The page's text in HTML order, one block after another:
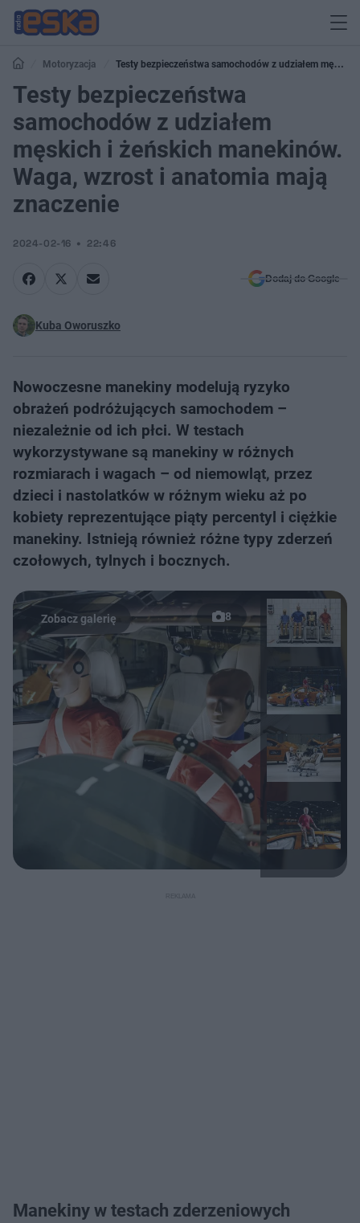
Motoryzacja
Testy bezpieczeństwa samochodów z udziałem męskich
i żeńskich manekinów. Waga, wzrost i anatomia mają znaczenie
Testy bezpieczeństwa
samochodów z udziałem
męskich i żeńskich manekinów.
Waga, wzrost i anatomia mają
znaczenie
2024-02-16 22:46
Dodaj do Google
Kuba Oworuszko
Nowoczesne manekiny modelują ryzyko
obrażeń podróżujących samochodem –
niezależnie od ich płci. W testach
wykorzystywane są manekiny w różnych
rozmiarach i wagach – od niemowląt, przez
dzieci i nastolatków w różnym wieku aż po
kobiety reprezentujące piąty percentyl i ciężkie
manekiny. Istnieją również różne typy zderzeń
czołowych, tylnych i bocznych.
8
Manekiny w testach zderzeniowych